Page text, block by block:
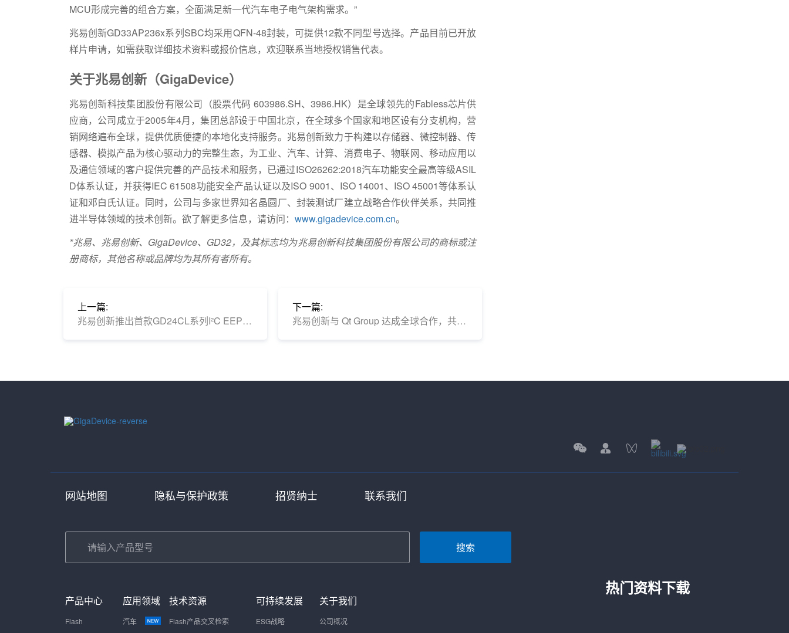
MCU形成完善的组合方案，全面满足新一代汽车电子电气架构需求。”
兆易创新GD33AP236x系列SBC均采用QFN-48封装，可提供12款不同型号选择。产品目前已开放
样片申请，如需获取详细技术资料或报价信息，欢迎联系当地授权销售代表。
关于兆易创新（GigaDevice）
兆易创新科技集团股份有限公司（股票代码 603986.SH、3986.HK）是全球领先的Fabless芯片供
应商，公司成立于2005年4月，集团总部设于中国北京，在全球多个国家和地区设有分支机构，营
销网络遍布全球，提供优质便捷的本地化支持服务。兆易创新致力于构建以存储器、微控制器、传
感器、模拟产品为核心驱动力的完整生态，为工业、汽车、计算、消费电子、物联网、移动应用以
及通信领域的客户提供完善的产品技术和服务，已通过ISO26262:2018汽车功能安全最高等级ASIL
D体系认证，并获得IEC 61508功能安全产品认证以及ISO 9001、ISO 14001、ISO 45001等体系认
证和邓白氏认证。同时，公司与多家世界知名晶圆厂、封装测试厂建立战略合作伙伴关系，共同推
进半导体领域的技术创新。欲了解更多信息，请访问： www.gigadevice.com.cn。
*兆易、兆易创新、GigaDevice、GD32，及其标志均为兆易创新科技集团股份有限公司的商标或注
册商标，其他名称或品牌均为其所有者所有。
上一篇:
兆易创新推出首款GD24CL系列I²C EEPROM，完善存储产品线布局
下一篇:
兆易创新与 Qt Group 达成全球合作，共筑嵌入式 GUI 新生态
网站地图 隐私与保护政策 招贤纳士 联系我们
搜索
产品中心
Flash
应用领域
汽车
技术资源
Flash产品交叉检索
可持续发展
ESG战略
关于我们
公司概况
热门资料下载